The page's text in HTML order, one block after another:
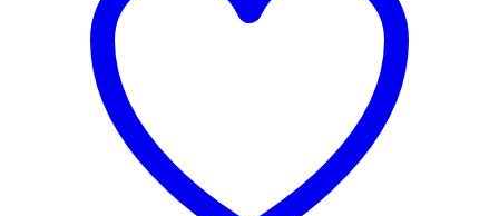
HERVE JEAN
TRESOR DE GASCOGNE